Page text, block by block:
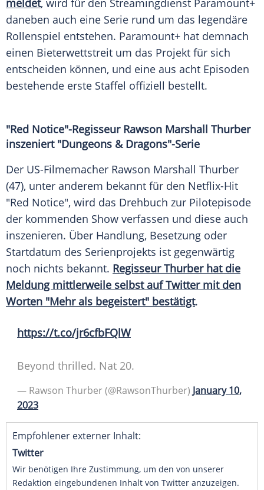
meldet, wird für den Streamingdienst Paramount+
daneben auch eine Serie rund um das legendäre
Rollenspiel entstehen. Paramount+ hat demnach
einen Bieterwettstreit um das Projekt für sich
entscheiden können, und eine aus acht Episoden
bestehende erste Staffel offiziell bestellt.
"Red Notice"-Regisseur Rawson Marshall Thurber
inszeniert "Dungeons & Dragons"-Serie
Der US-Filmemacher Rawson Marshall Thurber
(47), unter anderem bekannt für den Netflix-Hit
"Red Notice", wird das Drehbuch zur Pilotepisode
der kommenden Show verfassen und diese auch
inszenieren. Über Handlung, Besetzung oder
Startdatum des Serienprojekts ist gegenwärtig
noch nichts bekannt. Regisseur Thurber hat die
Meldung mittlerweile selbst auf Twitter mit den
Worten "Mehr als begeistert" bestätigt.
https://t.co/jr6cfbFQlW
Beyond thrilled. Nat 20.
— Rawson Thurber (@RawsonThurber) January 10,
2023
Empfohlener externer Inhalt:
Twitter
Wir benötigen Ihre Zustimmung, um den von unserer
Redaktion eingebundenen Inhalt von Twitter anzuzeigen.